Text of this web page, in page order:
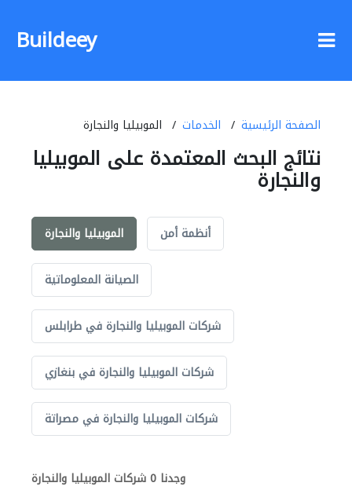
Buildeey
الصفحة الرئيسية الخدمات الموبيليا والنجارة
نتائج البحث المعتمدة على الموبيليا
والنجارة
الموبيليا والنجارة أنظمة أمن
الصيانة المعلوماتية
شركات الموبيليا والنجارة في طرابلس
شركات الموبيليا والنجارة في بنغازي
شركات الموبيليا والنجارة في مصراتة
وجدنا 0 شركات الموبيليا والنجارة